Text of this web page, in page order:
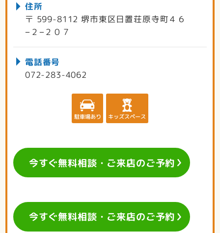
住所
〒 599-8112 堺市東区日置荘原寺町４６
−２−２０７
電話番号
072-283-4062
駐車場あり キッズスペース
今すぐ無料相談・ご来店のご予約
今すぐ無料相談・ご来店のご予約